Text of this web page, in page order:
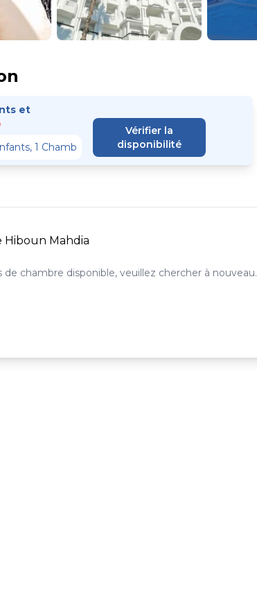
et
Vérifier la
disponibilité
Hiboun Mahdia
de chambre disponible, veuillez chercher à nouveau.